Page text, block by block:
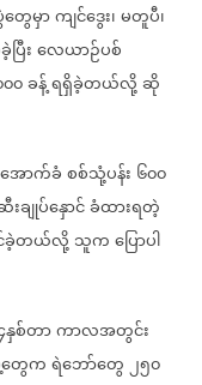
ေမှာကျင်ဒွေး၊မတူပီ၊
ြီးလေယာဉ်ပစ်
၀ခန့်ရရှိခဲ့တယ်လို့ဆို
ောက်ခံစစ်သုံ့ပန်း ၆၀၀
းချုပ်နှောင်ခံထားရတဲ့
ခဲ့တယ်လို့သူကပြောပါ
နှစ်တာကာလအတွင်း
ေကရဲဘော်တွေ၂၅၀